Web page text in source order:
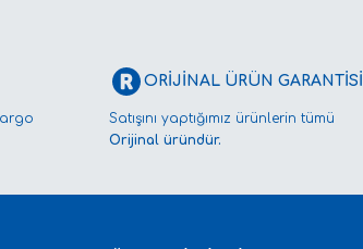
ORİJİNAL ÜRÜN GARANTİSİ
Satışını yaptığımız ürünlerin tümü
Orijinal üründür.